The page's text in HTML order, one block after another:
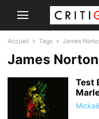
Accueil Tags James
James Norton
Test